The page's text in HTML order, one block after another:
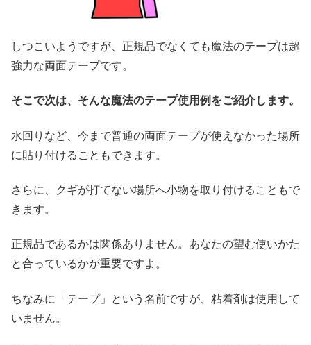
しつこいようですが、正規品でなくても魔法のテープは超
強力な両面テープです。
そこで次は、そんな魔法のテープ使用例をご紹介します。
水回りなど、今まで普通の両面テープが使えなかった場所
に貼り付けることもできます。
さらに、クギが打てない場所へ小物を取り付けることもで
きます。
正規品であるかは関係ありません。あなたの望む使いかた
と合っているかが重要ですよ。
ちなみに「テープ」という名前ですが、粘着剤は使用して
いません。